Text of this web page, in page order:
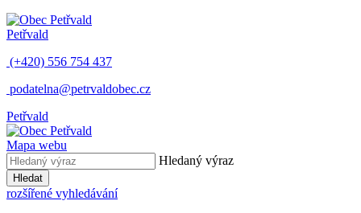
Petřvald
(+420) 556 754 437
podatelna@petrvaldobec.cz
Petřvald
Mapa webu
Hledaný výraz
Hledat
rozšířené vyhledávání